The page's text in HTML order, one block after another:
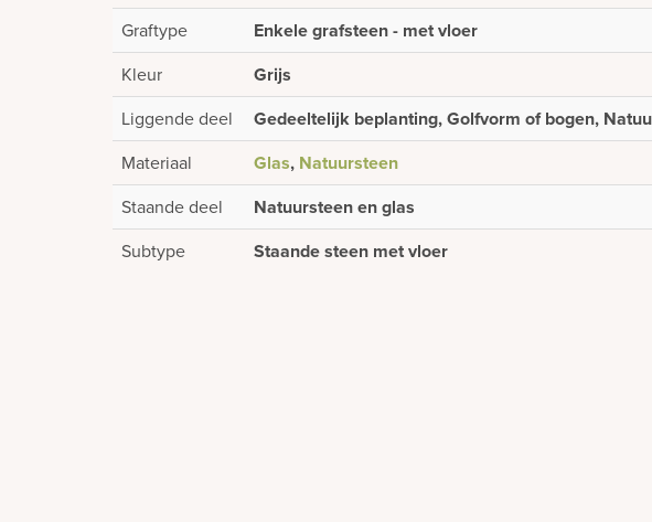
Graftype Enkele grafsteen - met vloer
Kleur Grijs
Liggende deel Gedeeltelijk beplanting, Golfvorm of bogen,
Materiaal Glas, Natuursteen
Staande deel Natuursteen en glas
Subtype Staande steen met vloer